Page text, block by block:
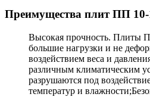
Преимущества плит ПП
Высокая прочность. Плиты
большие нагрузки и не
воздействием веса и
различным климатическим
разрушаются под
температур и